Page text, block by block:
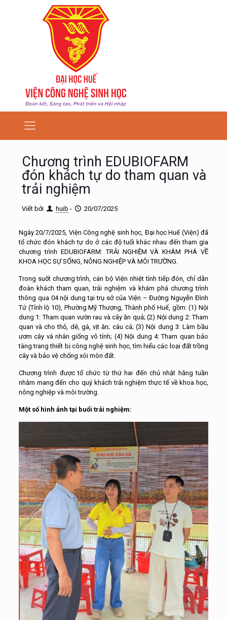
Chương trình EDUBIOFARM
đón khách tự do tham quan và
trải nghiệm
Viết bởi huib - 20/07/2025
Ngày 20/7/2025, Viện Công nghệ sinh học, Đại học Huế (Viện) đã
tổ chức đón khách tự do ở các độ tuổi khác nhau đến tham gia
chương trình EDUBIOFARM: TRẢI NGHIỆM VÀ KHÁM PHÁ VỀ
KHOA HỌC SỰ SỐNG, NÔNG NGHIỆP VÀ MÔI TRƯỜNG.
Trong suốt chương trình, cán bộ Viện nhiệt tình tiếp đón, chỉ dẫn
đoàn khách tham quan, trải nghiệm và khám phá chương trình
thông qua 04 nội dung tại trụ sở của Viện – Đường Nguyễn Đình
Tứ (Tỉnh lộ 10), Phường Mỹ Thượng, Thành phố Huế, gồm: (1) Nội
dung 1: Tham quan vườn rau và cây ăn quả; (2) Nội dung 2: Tham
quan và cho thỏ, dê, gà, vịt ăn; câu cá; (3) Nội dung 3: Làm bầu
ươm cây và nhân giống vô tính; (4) Nội dung 4: Tham quan bảo
tàng trang thiết bị công nghệ sinh học, tìm hiểu các loại đất trồng
cây và bảo vệ chống xói mòn đất.
Chương trình được tổ chức từ thứ hai đến chủ nhật hằng tuần
nhằm mang đến cho quý khách trải nghiệm thực tế về khoa học,
nông nghiệp và môi trường.
Một số hình ảnh tại buổi trải nghiệm: